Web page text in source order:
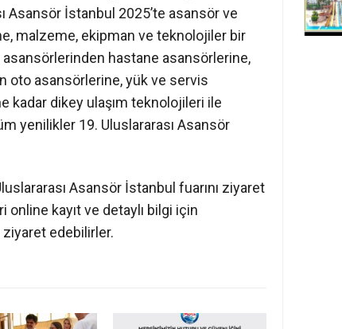
Asansör İstanbul 2025’te asansör ve
malzeme, ekipman ve teknolojiler bir
hastane asansörlerine,
oto asansörlerine, yük ve servis
kadar dikey ulaşım teknolojileri ile
yenilikler 19. Uluslararası Asansör
Asansör İstanbul fuarını ziyaret
kayıt ve detaylı bilgi için
edebilirler.